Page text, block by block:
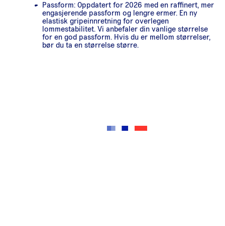
Passform: Oppdatert for 2026 med en raffinert, mer
engasjerende passform og lengre ermer. En ny
elastisk gripeinnretning for overlegen
lommestabilitet. Vi anbefaler din vanlige størrelse
for en god passform. Hvis du er mellom størrelser,
bør du ta en størrelse større.